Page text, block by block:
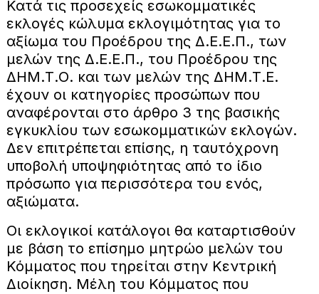
Κατά τις προσεχείς εσωκομματικές
εκλογές κώλυμα εκλογιμότητας για το
αξίωμα του Προέδρου της Δ.Ε.Ε.Π., των
μελών της Δ.Ε.Ε.Π., του Προέδρου της
ΔΗΜ.Τ.Ο. και των μελών της ΔΗΜ.Τ.Ε.
έχουν οι κατηγορίες προσώπων που
αναφέρονται στο άρθρο 3 της βασικής
εγκυκλίου των εσωκομματικών εκλογών.
Δεν επιτρέπεται επίσης, η ταυτόχρονη
υποβολή υποψηφιότητας από το ίδιο
πρόσωπο για περισσότερα του ενός,
αξιώματα.
Οι εκλογικοί κατάλογοι θα καταρτισθούν
με βάση το επίσημο μητρώο μελών του
Κόμματος που τηρείται στην Κεντρική
Διοίκηση. Μέλη του Κόμματος που